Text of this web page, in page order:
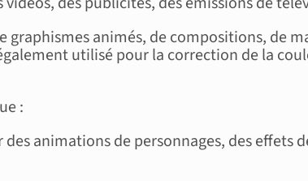
animés, de compositions, de
utilisé pour la correction de la
:
animations de personnages, des